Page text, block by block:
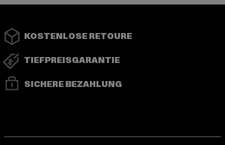
KOSTENLOSE RETOURE
TIEFPREISGARANTIE
SICHERE BEZAHLUNG